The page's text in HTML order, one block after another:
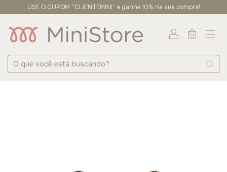
USE O CUPOM “CLIENTEMINI” e ganhe 10% na sua compra!
0